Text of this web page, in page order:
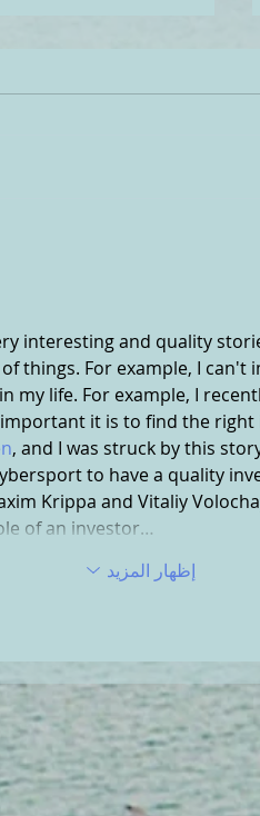
interesting and quality
things. For example, I can't
my life. For example, I
it is to find the
, and I was struck by this
to have a quality
Krippa and Vitaliy
of an investor…
إظهار المزيد